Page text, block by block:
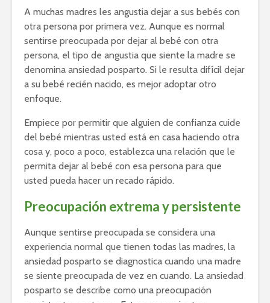
A muchas madres les angustia dejar a sus bebés con
otra persona por primera vez. Aunque es normal
sentirse preocupada por dejar al bebé con otra
persona, el tipo de angustia que siente la madre se
denomina ansiedad posparto. Si le resulta difícil dejar
a su bebé recién nacido, es mejor adoptar otro
enfoque.
Empiece por permitir que alguien de confianza cuide
del bebé mientras usted está en casa haciendo otra
cosa y, poco a poco, establezca una relación que le
permita dejar al bebé con esa persona para que
usted pueda hacer un recado rápido.
Preocupación extrema y persistente
Aunque sentirse preocupada se considera una
experiencia normal que tienen todas las madres, la
ansiedad posparto se diagnostica cuando una madre
se siente preocupada de vez en cuando. La ansiedad
posparto se describe como una preocupación